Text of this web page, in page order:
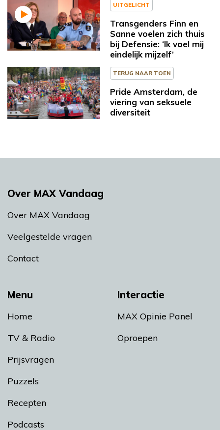
UITGELICHT
Transgenders Finn en
Sanne voelen zich thuis
bij Defensie: ‘Ik voel mij
eindelijk mijzelf’
TERUG NAAR TOEN
Pride Amsterdam, de
viering van seksuele
diversiteit
Menu
Home
TV & Radio
Prijsvragen
Puzzels
Recepten
Podcasts
Interactie
MAX Opinie Panel
Oproepen
Over MAX Vandaag
Over MAX Vandaag
Veelgestelde vragen
Contact